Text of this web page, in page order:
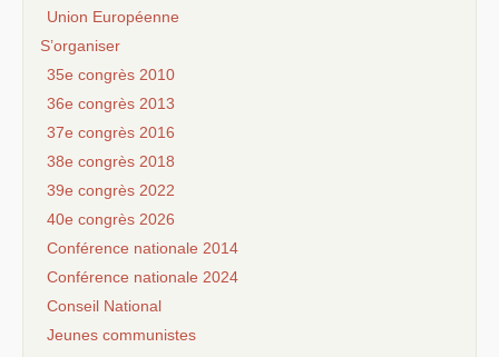
Union Européenne
S’organiser
35e congrès 2010
36e congrès 2013
37e congrès 2016
38e congrès 2018
39e congrès 2022
40e congrès 2026
Conférence nationale 2014
Conférence nationale 2024
Conseil National
Jeunes communistes